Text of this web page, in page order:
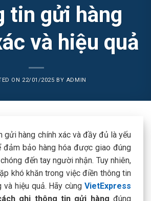
tin gửi hàng
và hiệu quả
ON 22/01/2025 BY ADMIN
gửi hàng chính xác và đầy đủ là yếu
đảm bảo hàng hóa được giao đúng
đến tay người nhận. Tuy nhiên,
khó khăn trong việc điền thông tin
và hiệu quả. Hãy cùng VietExpress
ghi thông tin gửi hàng đúng